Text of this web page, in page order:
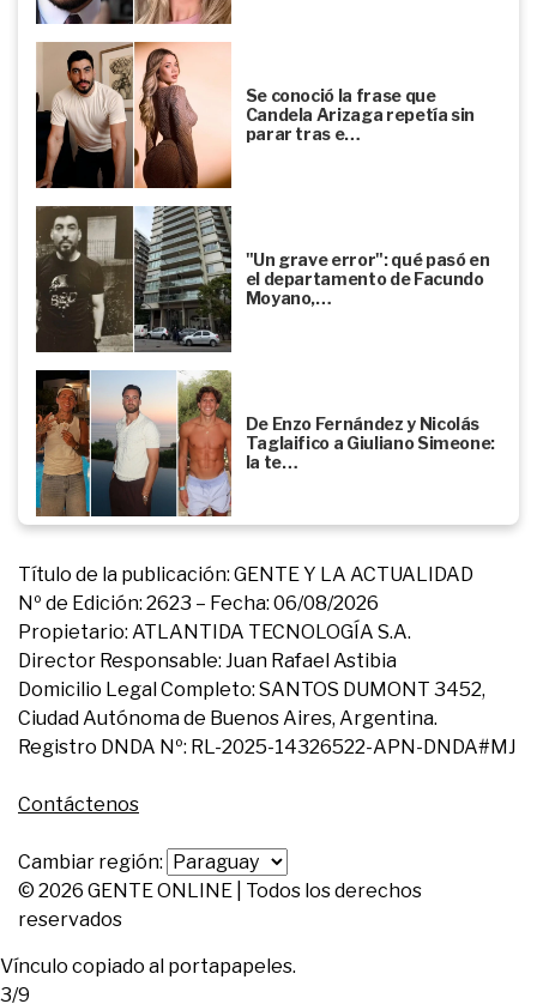
Se conoció la frase que
Candela Arizaga repetía sin
parar tras e…
"Un grave error": qué pasó en
el departamento de Facundo
Moyano,…
De Enzo Fernández y Nicolás
Taglaifico a Giuliano Simeone:
la te…
Título de la publicación: GENTE Y LA ACTUALIDAD
Nº de Edición: 2623 – Fecha: 06/08/2026
Propietario: ATLANTIDA TECNOLOGÍA S.A.
Director Responsable: Juan Rafael Astibia
Domicilio Legal Completo: SANTOS DUMONT 3452,
Ciudad Autónoma de Buenos Aires, Argentina.
Registro DNDA Nº: RL-2025-14326522-APN-DNDA#MJ
Contáctenos
Cambiar región:
© 2026 GENTE ONLINE | Todos los derechos
reservados
Vínculo copiado al portapapeles.
3/9